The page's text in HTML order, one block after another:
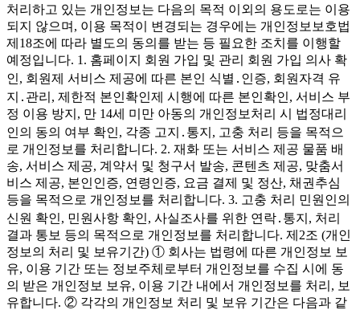
처리하고 있는 개인정보는 다음의 목적 이외의 용도로는 이용
되지 않으며, 이용 목적이 변경되는 경우에는 개인정보보호법
제18조에 따라 별도의 동의를 받는 등 필요한 조치를 이행할
예정입니다. 1. 홈페이지 회원 가입 및 관리 회원 가입 의사 확
인, 회원제 서비스 제공에 따른 본인 식별․인증, 회원자격 유
지․관리, 제한적 본인확인제 시행에 따른 본인확인, 서비스 부
정 이용 방지, 만 14세 미만 아동의 개인정보처리 시 법정대리
인의 동의 여부 확인, 각종 고지․통지, 고충 처리 등을 목적으
로 개인정보를 처리합니다. 2. 재화 또는 서비스 제공 물품 배
송, 서비스 제공, 계약서 및 청구서 발송, 콘텐츠 제공, 맞춤서
비스 제공, 본인인증, 연령인증, 요금 결제 및 정산, 채권추심
등을 목적으로 개인정보를 처리합니다. 3. 고충 처리 민원인의
신원 확인, 민원사항 확인, 사실조사를 위한 연락․통지, 처리
결과 통보 등의 목적으로 개인정보를 처리합니다. 제2조 (개인
정보의 처리 및 보유기간) ① 회사는 법령에 따른 개인정보 보
유, 이용 기간 또는 정보주체로부터 개인정보를 수집 시에 동
의 받은 개인정보 보유, 이용 기간 내에서 개인정보를 처리, 보
유합니다. ② 각각의 개인정보 처리 및 보유 기간은 다음과 같